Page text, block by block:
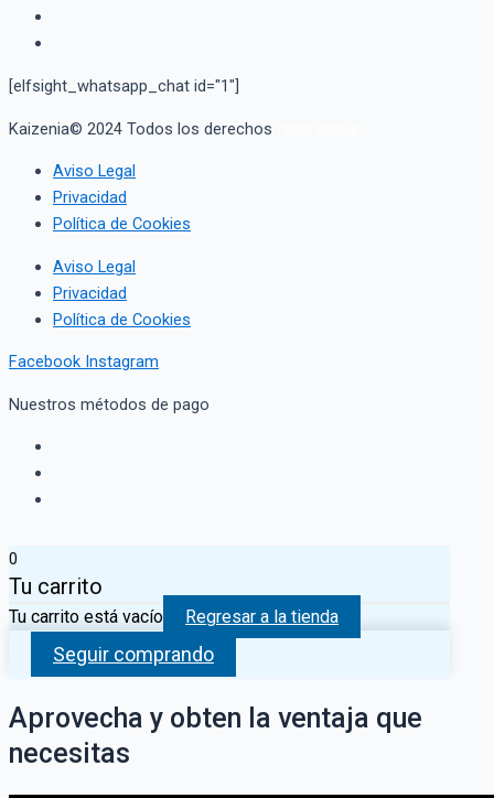
[elfsight_whatsapp_chat id="1"]
Kaizenia© 2024 Todos los derechos
Aviso Legal
Privacidad
Política de Cookies
Aviso Legal
Privacidad
Política de Cookies
Facebook Instagram
Nuestros métodos de pago
0
Tu carrito
Tu carrito está vacío Regresar a la tienda
Seguir comprando
Aprovecha y obten la ventaja que
necesitas